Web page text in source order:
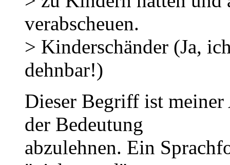
verabscheuen.
> Kinderschänder (Ja,
dehnbar!)
Dieser Begriff ist
der Bedeutung
abzulehnen. Ein